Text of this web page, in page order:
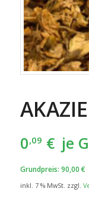
0,09 € je
Grundpreis: 90,00 €
inkl. 7 % MwSt. zzgl.